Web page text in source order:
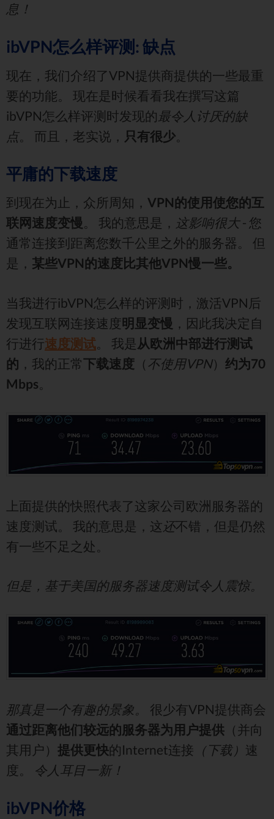
息！
ibVPN怎么样评测: 缺点
现在，我们介绍了VPN提供商提供的一些最重
要的功能。 现在是时候看看我在撰写这篇
ibVPN怎么样评测时发现的 最令人讨厌的缺
点。 而且，老实说， 只有很少。
平庸的下载速度
到现在为止，众所周知， VPN的使用使您的互
联网速度变慢 。 我的意思是， 这影响很大- 您
通常连接到距离您数千公里之外的服务器。 但
是， 某些VPN的速度比其他VPN慢一些。
当我进行ibVPN怎么样的评测时，激活VPN后
发现互联网连接速度明显变慢 ，因此我决定自
行进行速度测试 。 我是 从欧洲中部进行测试
的 ，我的正常下载速度 （ 不使用VPN） 约为70
Mbps
上面提供的快照代表了这家公司欧洲服务器的
速度测试。 我的意思是，这 还不错，但是仍然
有一些不足之处。
但是，基于美国的服务器速度测试令人震惊。
那真是一个有趣的景象。 很少有VPN提供商会
通过距离他们较远的服务器为用户提供 （并向
其用户） 提供更快的Internet连接 （下载） 速
度。
令人耳目一新！
ibVPN价格